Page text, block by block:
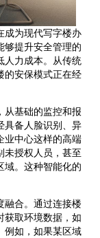
成为现代写字楼办
够提升安全管理的
人力成本。从传统
的安保模式正在经
从基础的监控和报
具备人脸识别、异
业中心这样的高端
未授权人员，甚至
域。这种智能化的
融合。通过连接楼
获取环境数据，如
例如，如果某区域